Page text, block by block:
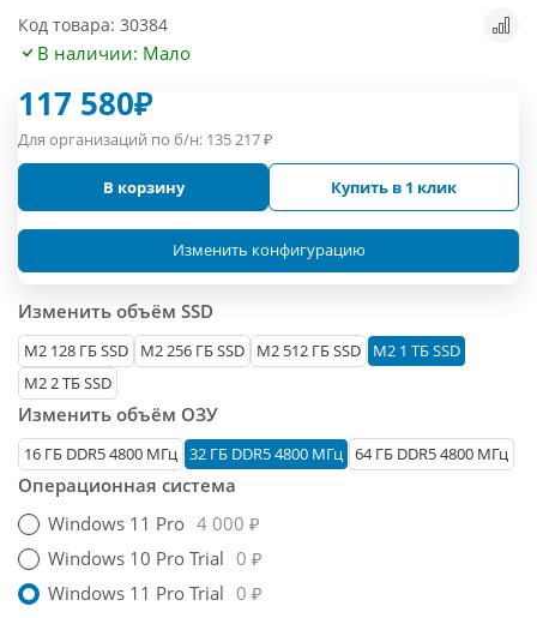
Код товара: 30384
В наличии: Мало
117 580₽
Для организаций по б/н: 135 217₽
В корзину Купить в 1 клик
Изменить конфигурацию
Изменить объём SSD
М2 128 ГБ SSD M2 256 ГБ SSD M2 512 ГБ SSD
M2 1 ТБ SSD
M2 2 ТБ SSD
Изменить объём ОЗУ
16 ГБ DDR5 4800 МГц 32 ГБ DDR5 4800 МГц 64 ГБ DDR5 4800 МГц
Операционная система
Windows 11 Pro 4 000 ₽
Windows 10 Pro Trial 0 ₽
Windows 11 Pro Trial 0 ₽